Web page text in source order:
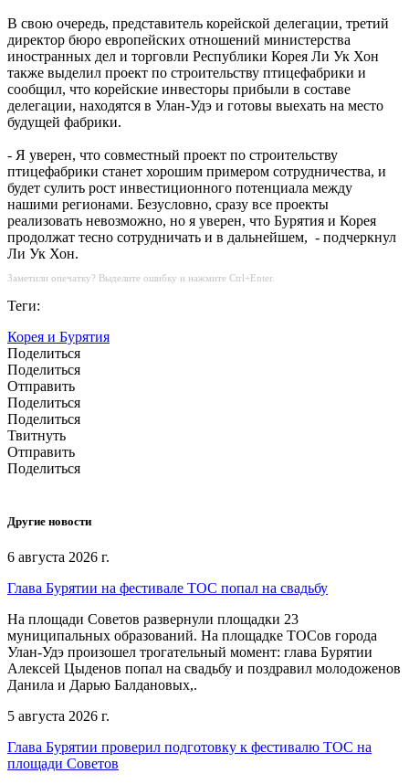
В свою очередь, представитель корейской делегации, третий
директор бюро европейских отношений министерства
иностранных дел и торговли Республики Корея Ли Ук Хон
также выделил проект по строительству птицефабрики и
сообщил, что корейские инвесторы прибыли в составе
делегации, находятся в Улан-Удэ и готовы выехать на место
будущей фабрики.
- Я уверен, что совместный проект по строительству
птицефабрики станет хорошим примером сотрудничества, и
будет сулить рост инвестиционного потенциала между
нашими регионами. Безусловно, сразу все проекты
реализовать невозможно, но я уверен, что Бурятия и Корея
продолжат тесно сотрудничать и в дальнейшем, - подчеркнул
Ли Ук Хон.
Заметили опечатку? Выделите ошибку и нажмите Ctrl+Enter.
Теги:
Корея и Бурятия
Поделиться
Поделиться
Отправить
Поделиться
Поделиться
Твитнуть
Отправить
Поделиться
Другие новости
6 августа 2026 г.
Глава Бурятии на фестивале ТОС попал на свадьбу
На площади Советов развернули площадки 23
муниципальных образований. На площадке ТОСов города
Улан-Удэ произошел трогательный момент: глава Бурятии
Алексей Цыденов попал на свадьбу и поздравил молодоженов
Данила и Дарью Балдановых,.
5 августа 2026 г.
Глава Бурятии проверил подготовку к фестивалю ТОС на
площади Советов